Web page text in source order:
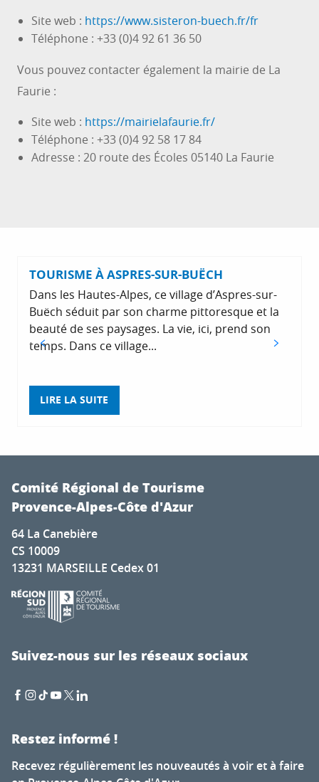
Site web : https://www.sisteron-buech.fr/fr
Téléphone : +33 (0)4 92 61 36 50
Vous pouvez contacter également la mairie de La
Faurie :
Site web : https://mairielafaurie.fr/
Téléphone : +33 (0)4 92 58 17 84
Adresse : 20 route des Écoles 05140 La Faurie
TOURISME À ASPRES-SUR-BUËCH
Dans les Hautes-Alpes, ce village d’Aspres-sur-
Buëch séduit par son charme pittoresque et la
beauté de ses paysages. La vie, ici, prend son
temps. Dans ce village...
LIRE LA SUITE
Comité Régional de Tourisme
Provence-Alpes-Côte d'Azur
64 La Canebière
CS 10009
13231 MARSEILLE Cedex 01
Suivez-nous sur les réseaux sociaux
Restez informé !
Recevez régulièrement les nouveautés à voir et à faire